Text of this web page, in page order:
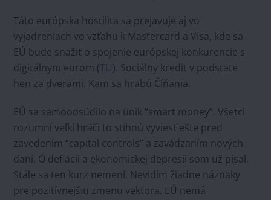
Táto európska hostilita sa prejavuje aj vo
vyjadreniach vo vzťahu k Mastercard a Visa, kde sa
EÚ bude snažiť o spojenie európskej konkurencie s
digitálnym eurom (TU). Sociálny kredit v podstate
hen za dverami. Kam sa hrabú Číňania.
EÚ sa samoodsúdilo na únik “smart money”. Všetci
rozumní veľkí hráči to stihnú vyviesť ešte pred
zavedením “capital controls” a zavádzaním nových
daní. O deflácii a ekonomickej depresii som už písal.
Stále sa ten kurz nemení. Nevidím žiadne náznaky
pre pozitívnejšiu zmenu vektora. EÚ nemá